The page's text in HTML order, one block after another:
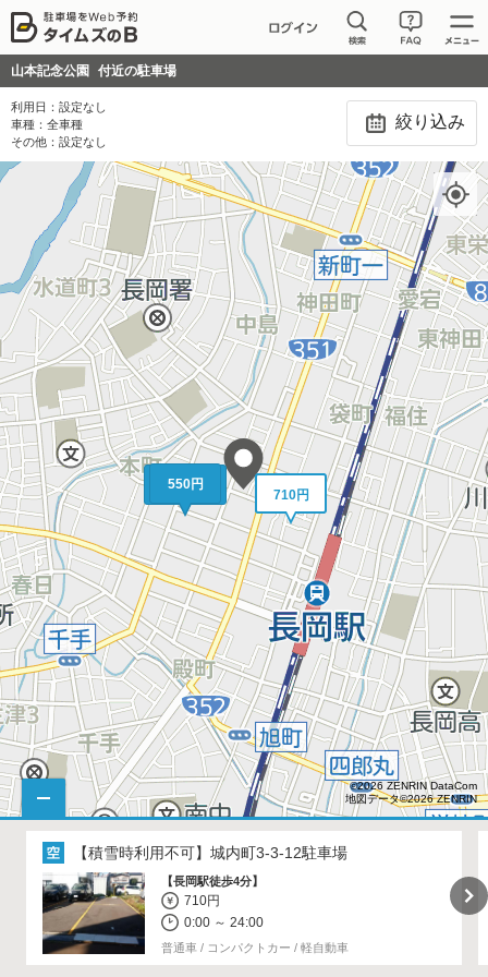
山本記念公園 付近の駐車場
利用日： 設定なし
車種： 全車種
その他： 設定なし
絞り込み
550円～
550円
710円
©2026 ZENRIN DataCom
地図データ©2026 ZENRIN
【積雪時利用不可】 城内町3-3-12駐車場
【長岡駅徒歩4分】
710円
0:00 ～ 24:00
普通車 / コンパクトカー / 軽自動車